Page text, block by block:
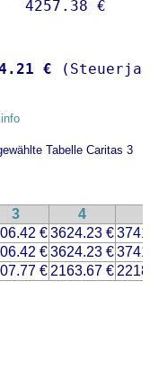
€
Tabelle Caritas 3
3 4
€3624.23 €
€3624.23 €
€ 2163.67 €